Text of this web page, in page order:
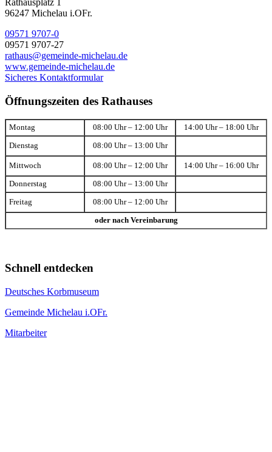
96247 Michelau i.OFr.
09571 9707-0
09571 9707-27
rathaus@gemeinde-michelau.de
www.gemeinde-michelau.de
Sicheres Kontaktformular
Öffnungszeiten des Rathauses
Montag 08:00 Uhr – 12:00 Uhr 14:00 Uhr – 18:00 Uhr
Dienstag 08:00 Uhr – 13:00 Uhr
Mittwoch 08:00 Uhr – 12:00 Uhr 14:00 Uhr – 16:00 Uhr
Donnerstag 08:00 Uhr – 13:00 Uhr
Freitag 08:00 Uhr – 12:00 Uhr
oder nach Vereinbarung
Schnell entdecken
Deutsches Korbmuseum
Gemeinde Michelau i.OFr.
Mitarbeiter